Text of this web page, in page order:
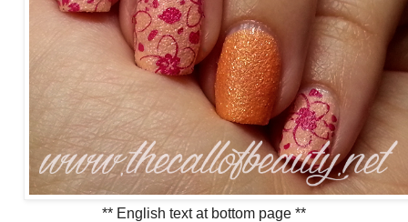
** English text at bottom page **